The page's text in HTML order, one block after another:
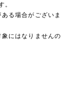
。
る場合がございま
にはなりませんの